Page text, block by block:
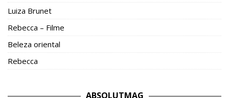
Luiza Brunet
Rebecca – Filme
Beleza oriental
Rebecca
ABSOLUTMAG